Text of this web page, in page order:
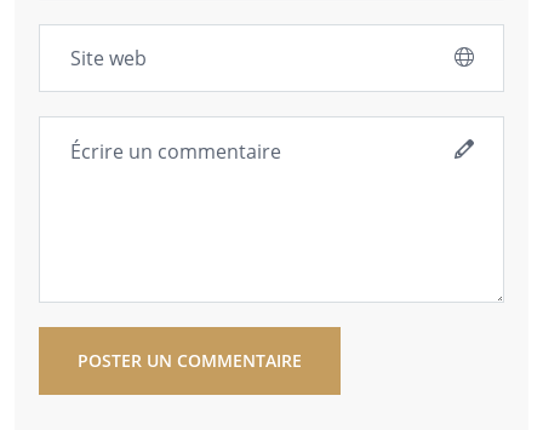
POSTER UN COMMENTAIRE